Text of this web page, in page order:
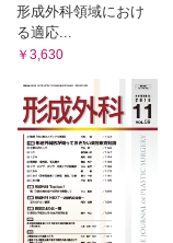
形成外科領域におけ
る適応...
￥3,630